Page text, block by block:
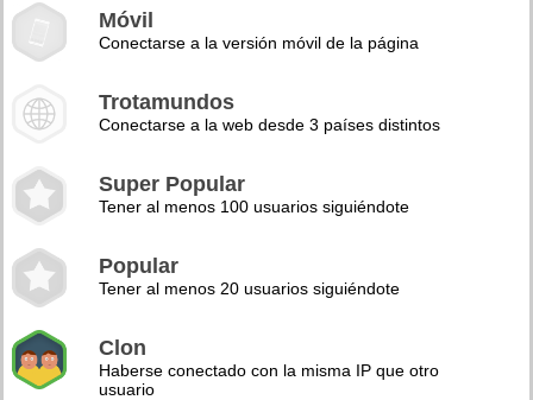
Móvil
Conectarse a la versión móvil de la página
Trotamundos
Conectarse a la web desde 3 países distintos
Super Popular
Tener al menos 100 usuarios siguiéndote
Popular
Tener al menos 20 usuarios siguiéndote
Clon
Haberse conectado con la misma IP que otro
usuario